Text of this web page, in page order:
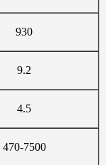
930
9.2
4.5
470-7500